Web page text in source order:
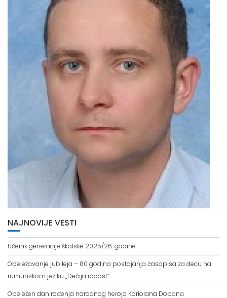
NAJNOVIJE VESTI
Učenik generacije školske 2025/26. godine
Obeležavanje jubileja – 80 godina postojanja časopisa za decu na
rumunskom jeziku „Dečija radost“
Obeležen dan rođenja narodnog heroja Koriolana Dobana